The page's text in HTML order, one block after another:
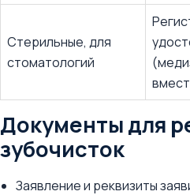
Стерильные, для
стоматологий
Документы для
зубочисток
Заявление и реквизиты